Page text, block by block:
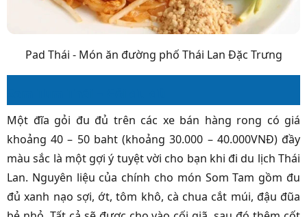
Pad Thái - Món ăn đường phố Thái Lan Đặc Trưng
Một đĩa gỏi đu đủ trên các xe bán hàng rong có giá
khoảng 40 – 50 baht (khoảng 30.000 – 40.000VNĐ) đầy
màu sắc là một gợi ý tuyệt vời cho bạn khi đi du lịch Thái
Lan. Nguyên liệu của chính cho món Som Tam gồm đu
đủ xanh nạo sợi, ớt, tôm khô, cà chua cắt múi, đậu đũa